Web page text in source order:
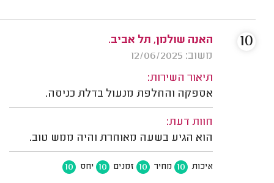
האנה שולמן, תל אביב.
משוב: 12/06/2025
תיאור השירות:
אספקה והחלפת מנעול בדלת כניסה.
חוות דעת:
הוא הגיע בשעה מאוחרת והיה ממש טוב.
איכות 10 מחיר 10 זמנים 10 יחס 10
10